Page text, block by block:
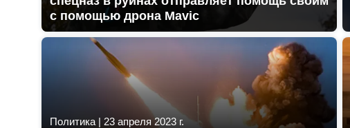
с помощью дрона Mavic
Политика | 23 апреля 2023 г.